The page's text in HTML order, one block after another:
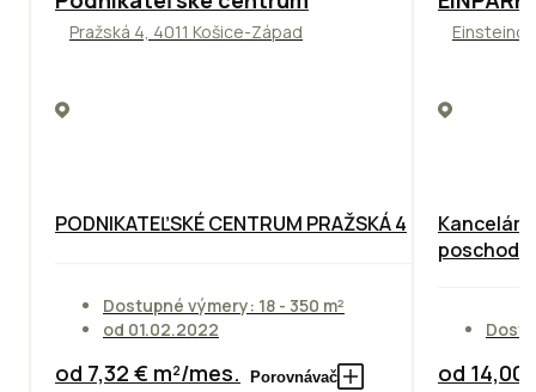
Pražská 4, 4011 Košice-Západ
PODNIKATEĽSKÉ CENTRUM PRAŽSKÁ 4
Dostupné výmery: 18 - 350 m²
od 01.02.2022
od 7,32 € m²/mes. Porovnávač
poschodie
od 14,00